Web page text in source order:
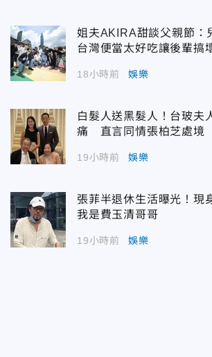
姐夫AKIRA甜談父親節
台灣便當太好吃讓後輩搞
18小時前 娛樂
白髮人送黑髮人！台玻夫
痛 直言同情張柏芝處境
19小時前 娛樂
張菲半退休生活曝光！現
我是費玉清哥哥
19小時前 娛樂